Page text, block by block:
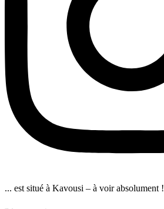
... est situé à Kavousi – à voir absolument !